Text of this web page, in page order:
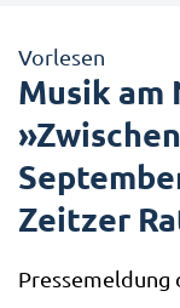
Vorlesen
Musik am
Zeitzer
Pressemeldung